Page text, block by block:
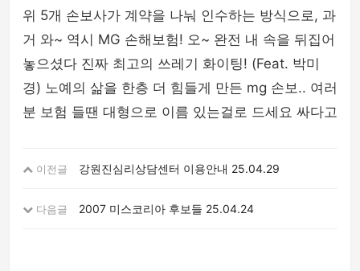
위 5개 손보사가 계약을 나눠 인수하는 방식으로, 과
거 와~ 역시 MG 손해보험! 오~ 완전 내 속을 뒤집어
놓으셨다 진짜 최고의 쓰레기 화이팅! (Feat. 박미
경) 노예의 삶을 한층 더 힘들게 만든 mg 손보.. 여러
분 보험 들땐 대형으로 이름 있는걸로 드세요 싸다고
이전글 강원진심리상담센터 이용안내 25.04.29
다음글 2007 미스코리아 후보들 25.04.24